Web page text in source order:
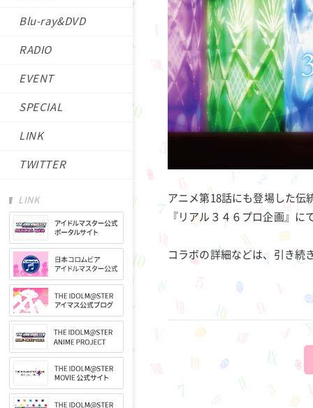
Blu-ray&DVD
RADIO
EVENT
SPECIAL
LINK
TWITTER
LINK
アニメ第18話にも登場した伝
『リアル３４６プロ企画』に
コラボの詳細などは、引き続